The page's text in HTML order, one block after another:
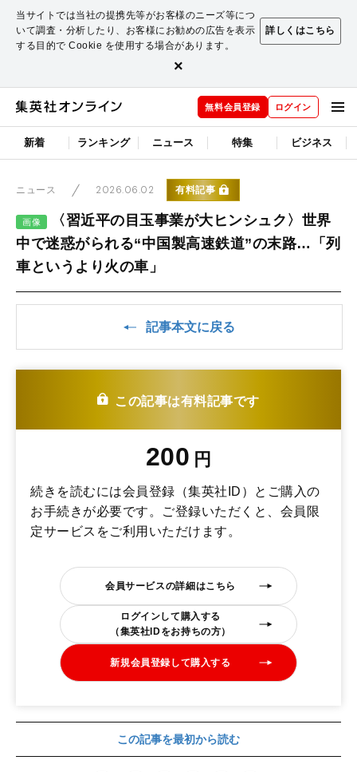
当サイトでは当社の提携先等がお客様のニーズ等につ
いて調査・分析したり、お客様にお勧めの広告を表示
する目的で Cookie を使用する場合があります。
詳しくはこちら
×
無料会員登録 ログイン
新着 ランキング ニュース 特集 ビジネス
ニュース 2026.06.02 有料記事
画像
〈習近平の目玉事業が大ヒンシュク〉世界
中で迷惑がられる“中国製高速鉄道”の末路…「列
車というより火の車」
記事本文に戻る
この記事は有料記事です
200 円
続きを読むには会員登録（集英社ID）とご購入の
お手続きが必要です。ご登録いただくと、会員限
定サービスをご利用いただけます。
会員サービスの詳細はこちら
ログインして購入する
（集英社IDをお持ちの方）
新規会員登録して購入する
この記事を最初から読む